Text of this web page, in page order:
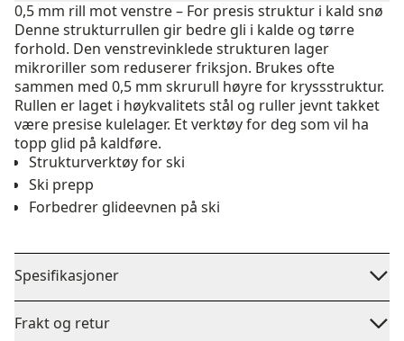
0,5 mm rill mot venstre – For presis struktur i kald snø
Denne struktur­rullen gir bedre gli i kalde og tørre
forhold. Den venstrevinklede strukturen lager
mikroriller som reduserer friksjon. Brukes ofte
sammen med 0,5 mm skrurull høyre for kryssstruktur.
Rullen er laget i høykvalitets stål og ruller jevnt takket
være presise kulelager. Et verktøy for deg som vil ha
topp glid på kaldføre.
Strukturverktøy for ski
Ski prepp
Forbedrer glideevnen på ski
Spesifikasjoner
Frakt og retur